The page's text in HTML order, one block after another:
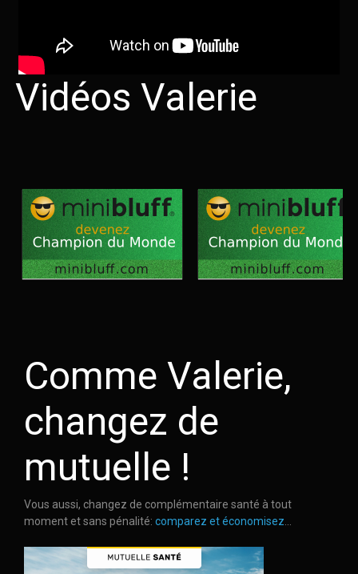
Vidéos Valerie
Comme Valerie,
changez de
mutuelle !
Vous aussi, changez de complémentaire santé à tout
moment et sans pénalité: comparez et économisez